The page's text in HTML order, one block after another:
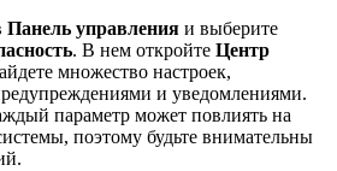
Панель управления и выберите
. В нем откройте Центр
множество настроек,
и уведомлениями.
параметр может повлиять на
поэтому будьте внимательны